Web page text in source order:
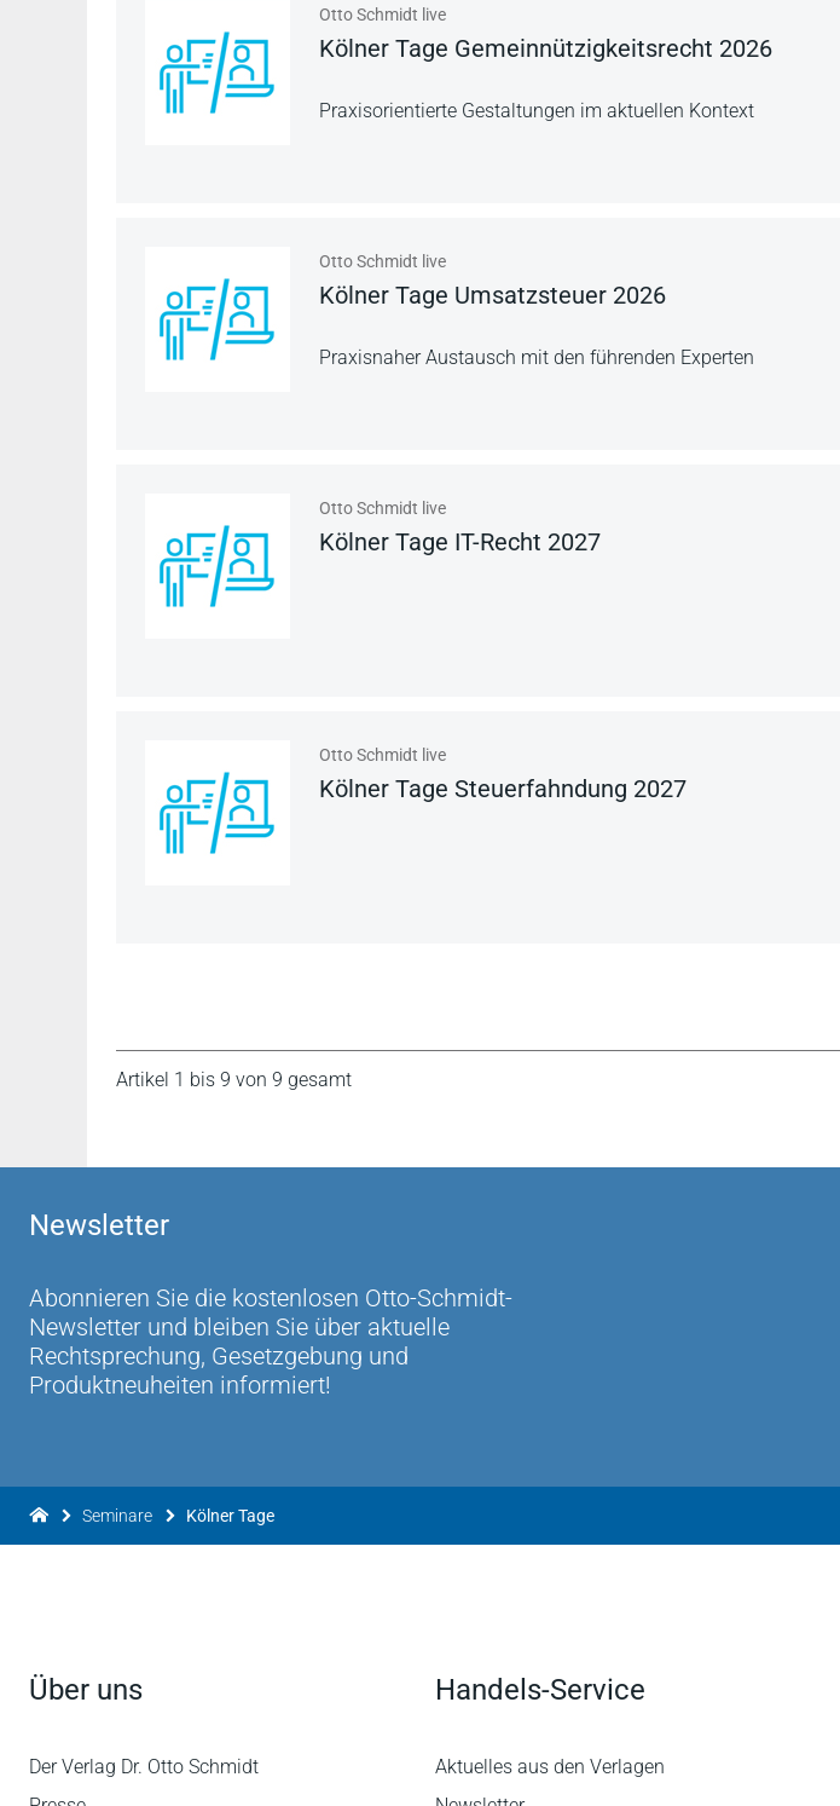
Otto Schmidt live
Kölner Tage Gemeinnützigkeitsrecht 2026
Praxisorientierte Gestaltungen im aktuellen Kontext
Otto Schmidt live
Kölner Tage Umsatzsteuer 2026
Praxisnaher Austausch mit den führenden Experten
Otto Schmidt live
Kölner Tage IT-Recht 2027
Otto Schmidt live
Kölner Tage Steuerfahndung 2027
Artikel 1 bis 9 von 9 gesamt
Newsletter
Abonnieren Sie die kostenlosen Otto-Schmidt-
Newsletter und bleiben Sie über aktuelle
Rechtsprechung, Gesetzgebung und
Produktneuheiten informiert!
Seminare Kölner Tage
Über uns
Der Verlag Dr. Otto Schmidt
Handels-Service
Aktuelles aus den Verlagen